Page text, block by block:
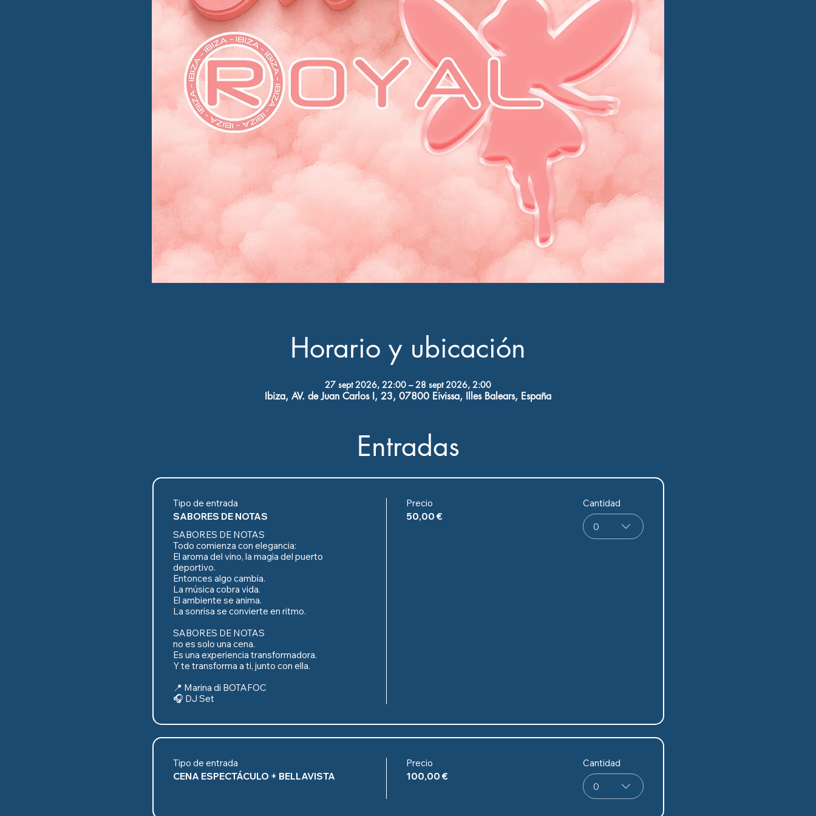
Horario y ubicación
27 sept 2026, 22:00 – 28 sept 2026, 2:00
Ibiza, AV. de Juan Carlos I, 23, 07800 Eivissa, Illes Balears, España
Entradas
Tipo de entrada
SABORES DE NOTAS
SABORES DE NOTAS
Todo comienza con elegancia:
El aroma del vino, la magia del puerto
deportivo.
Entonces algo cambia.
La música cobra vida.
El ambiente se anima.
La sonrisa se convierte en ritmo.
SABORES DE NOTAS
no es solo una cena.
Es una experiencia transformadora.
Y te transforma a ti, junto con ella.
📍 Marina di BOTAFOC
🎧 DJ Set
Precio
50,00 €
Cantidad
0
Tipo de entrada
CENA ESPECTÁCULO + BELLAVISTA
Precio
100,00 €
Cantidad
0